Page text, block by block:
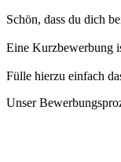
Schön, dass du dich
Eine Kurzbewerbung
Fülle hierzu einfach
Unser